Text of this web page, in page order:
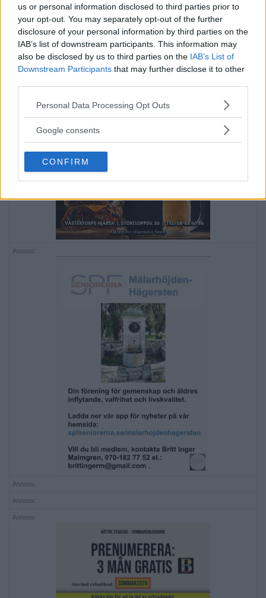
us or personal information disclosed to third parties prior to
your opt-out. You may separately opt-out of the further
disclosure of your personal information by third parties on the
IAB’s list of downstream participants. This information may
also be disclosed by us to third parties on the IAB’s List of
Downstream Participants that may further disclose it to other
Please note that this website/app uses one or more Google
not limited to your visit or usage behaviour. You may click to
use your data for below specified purposes in below Google
consent section.
Personal Data Processing Opt Outs
Google consents
CONFIRM
”Det gäller att ha mycket
tålamod”
ASPUDDEN
Peter Rosén är proffsfotograf och utan tvekan en
Annons:
Annons:
Annons:
Annons: